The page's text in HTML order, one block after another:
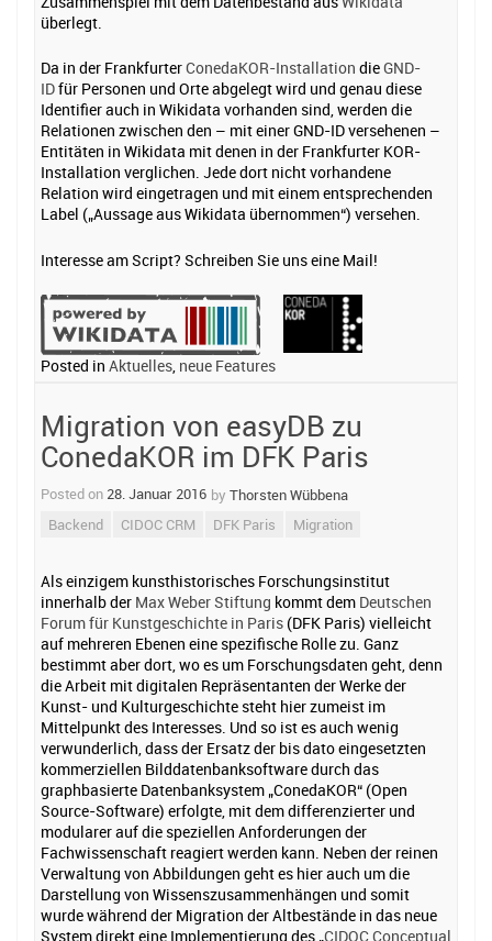
überlegt.
Da in der FrankfurterConedaKOR-Installation dieGND-
IDfür Personen und Orte abgelegt wird und genau diese
Identifier auch in Wikidata vorhanden sind, werden die
Relationen zwischen den – mit einer GND-ID versehenen –
Entitäten in Wikidata mit denen in der Frankfurter KOR-
Installation verglichen. Jede dort nicht vorhandene
Relation wird eingetragen und mit einem entsprechenden
Label („Aussage aus Wikidata übernommen“) versehen.
Interesse am Script? Schreiben Sie uns eine Mail!
Posted in Aktuelles, neue Features
Migration von easyDB zu
ConedaKOR im DFK Paris
Posted on 28. Januar 2016 by Thorsten Wübbena
Backend
CIDOC CRM DFK Paris Migration
Als einzigem kunsthistorisches Forschungsinstitut
innerhalb der Max Weber Stiftung kommt dem Deutschen
Forum für Kunstgeschichte in Paris (DFK Paris) vielleicht
auf mehreren Ebenen eine spezifische Rolle zu. Ganz
bestimmt aber dort, wo es um Forschungsdaten geht, denn
die Arbeit mit digitalen Repräsentanten der Werke der
Kunst- und Kulturgeschichte steht hier zumeist im
Mittelpunkt des Interesses. Und so ist es auch wenig
verwunderlich, dass der Ersatz der bis dato eingesetzten
kommerziellen Bilddatenbanksoftware durch das
graphbasierte Datenbanksystem „ConedaKOR“ (Open
Source-Software) erfolgte, mit dem differenzierter und
modularer auf die speziellen Anforderungen der
Fachwissenschaft reagiert werden kann. Neben der reinen
Verwaltung von Abbildungen geht es hier auch um die
Darstellung von Wissenszusammenhängen und somit
wurde während der Migration der Altbestände in das neue
System direkt eine Implementierung des „CIDOC Conceptual